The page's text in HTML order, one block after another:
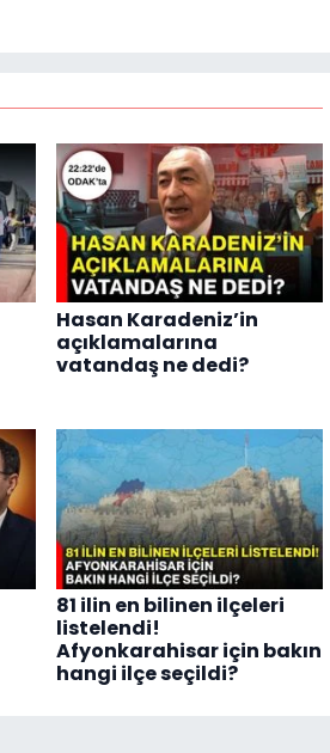
Hasan Karadeniz’in
açıklamalarına
vatandaş ne dedi?
81 ilin en bilinen ilçeleri
listelendi!
Afyonkarahisar için bakın
hangi ilçe seçildi?